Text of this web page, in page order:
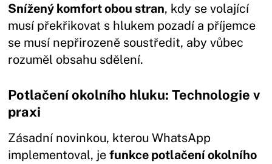
Snížený komfort obou stran, kdy se volající
musí překřikovat s hlukem pozadí a příjemce
se musí nepřirozeně soustředit, aby vůbec
rozuměl obsahu sdělení.
Potlačení okolního hluku: Technologie v
praxi
Zásadní novinkou, kterou WhatsApp
implementoval, jefunkce potlačení okolního